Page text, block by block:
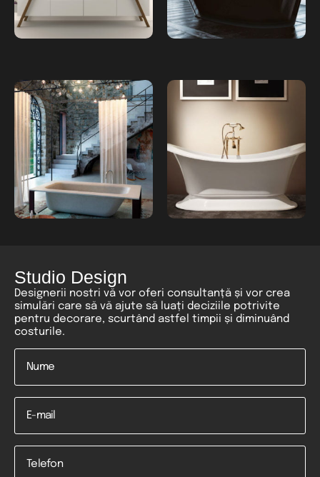
Studio Design
Designerii nostri vă vor oferi consultanță și vor crea
simulări care să vă ajute să luați deciziile potrivite
pentru decorare, scurtând astfel timpii și diminuând
costurile.
Nume
Email
Telefon